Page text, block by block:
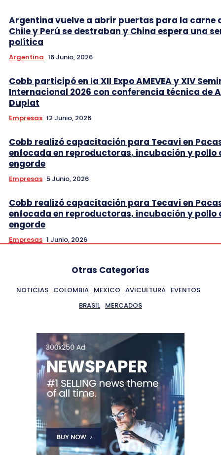
Argentina vuelve a abrir puertas para la carne
Chile y Perú se destraban y China espera una
política
Argentina 16 Junio, 2026
Cobb participó en la XII Expo AMEVEA y XIV
Internacional 2026 con conferencia técnica de
Duplat
Empresas 12 Junio, 2026
Cobb realizó capacitación para Tecavi en
enfocada en reproductoras, incubación y pollo
engorde
Empresas 5 Junio, 2026
Cobb realizó capacitación para Tecavi en
enfocada en reproductoras, incubación y pollo
engorde
Empresas 1 Junio, 2026
Otras Categorías
NOTICIAS COLOMBIA MEXICO AVICULTURA
EVENTOS
BRASIL MERCADOS